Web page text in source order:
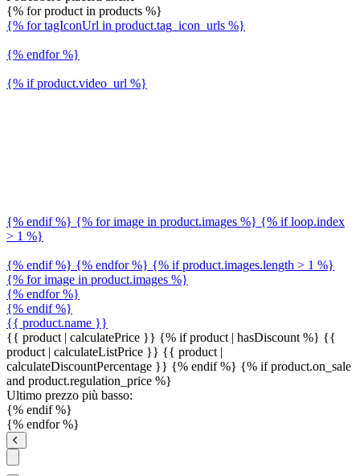
{% for product in products %}
{% for tagIconUrl in product.tag_icon_urls %}
{% endfor %}
{% if product.video_url %}
{% endif %} {% for image in product.images %} {% if loop.index
> 1 %}
{% endif %} {% endfor %} {% if product.images.length > 1 %}
{% for image in product.images %}
{% endfor %}
{% endif %}
{{ product.name }}
{{ product | calculatePrice }} {% if product | hasDiscount %} {{
product | calculateListPrice }} {{ product |
calculateDiscountPercentage }} {% endif %} {% if product.on_sale
and product.regulation_price %}
Ultimo prezzo più basso:
{% endif %}
{% endfor %}